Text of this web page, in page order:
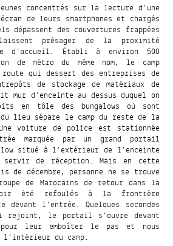
concentrés sur la lecture d’une
de leurs smartphones et chargés
dépassent des couvertures frappées
présager de la proximité
d’accueil. Établi à environ 500
de métro du même nom, le camp
route qui dessert des entreprises de
de stockage de matériaux de
mur d’enceinte au dessus duquel on
en tôle des bungalows où sont
lieu sépare le camp du reste de la
voiture de police est stationnée
marquée par un grand portail
situé à l’extérieur de l’enceinte
de réception. Mais en cette
de décembre, personne ne se trouve
de Marocains de retour dans la
été refoulés à la frontière
devant l’entrée. Quelques secondes
rejoint, le portail s’ouvre devant
leur emboîter le pas et nous
l’intérieur du camp.